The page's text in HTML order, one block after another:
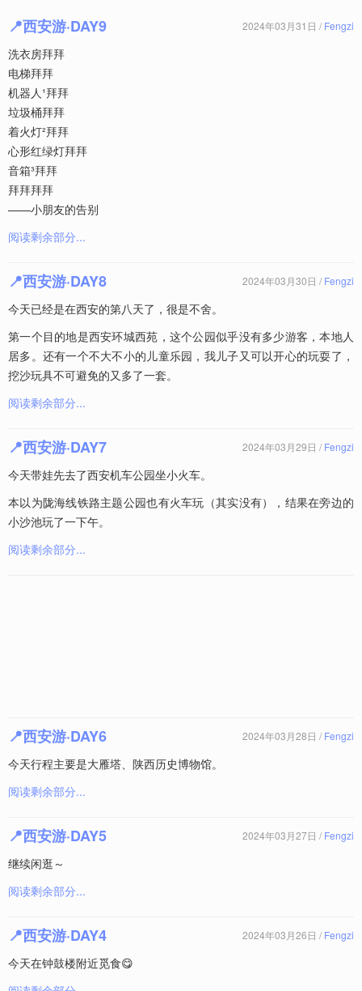
📍西安游·DAY9 2024年03月31日 / Fengzi
洗衣房拜拜
电梯拜拜
机器人¹拜拜
垃圾桶拜拜
着火灯²拜拜
心形红绿灯拜拜
音箱³拜拜
拜拜拜拜
——小朋友的告别
阅读剩余部分...
📍西安游·DAY8 2024年03月30日 / Fengzi
今天已经是在西安的第八天了，很是不舍。
第一个目的地是西安环城西苑，这个公园似乎没有多少游客，本地人
居多。还有一个不大不小的儿童乐园，我儿子又可以开心的玩耍了，
挖沙玩具不可避免的又多了一套。
阅读剩余部分...
📍西安游·DAY7 2024年03月29日 / Fengzi
今天带娃先去了西安机车公园坐小火车。
本以为陇海线铁路主题公园也有火车玩（其实没有），结果在旁边的
小沙池玩了一下午。
阅读剩余部分...
📍西安游·DAY6 2024年03月28日 / Fengzi
今天行程主要是大雁塔、陕西历史博物馆。
阅读剩余部分...
📍西安游·DAY5 2024年03月27日 / Fengzi
继续闲逛～
阅读剩余部分...
📍西安游·DAY4 2024年03月26日 / Fengzi
今天在钟鼓楼附近觅食😋